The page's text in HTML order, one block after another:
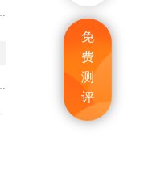
免
费
测
评